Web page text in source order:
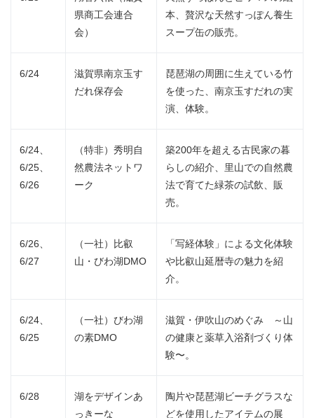
県商工会連合
会）
本、贅沢な天然すっぽん養生
スープ缶の販売。
6/24
滋賀県南京玉す
だれ保存会
琵琶湖の周囲に生えている竹
を使った、南京玉すだれの実
演、体験。
6/24、
6/25、
6/26
（特非）秀明自
然農法ネットワ
ーク
築200年を超える古民家の暮
らしの紹介、里山での自然農
法で育てた緑茶の試飲、販
売。
6/26、
6/27
（一社）比叡
山・びわ湖DMO
「写経体験」による文化体験
や比叡山延暦寺の魅力を紹
介。
6/24、
6/25
（一社）びわ湖
の素DMO
滋賀・伊吹山のめぐみ ～山
の健康と薬草入浴剤づくり体
験〜。
6/28
湖をデザインあ
っきーな
陶片や琵琶湖ビーチグラスな
どを使用したアイテムの展